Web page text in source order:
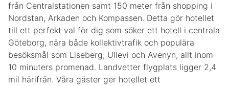
från Centralstationen samt 150 meter från shopping i
Nordstan, Arkaden och Kompassen. Detta gör hotellet
till ett perfekt val för dig som söker ett hotell i centrala
Göteborg, nära både kollektivtrafik och populära
besöksmål som Liseberg, Ullevi och Avenyn, allt inom
10 minuters promenad. Landvetter flygplats ligger 2,4
mil härifrån. Våra gäster ger hotellet ett